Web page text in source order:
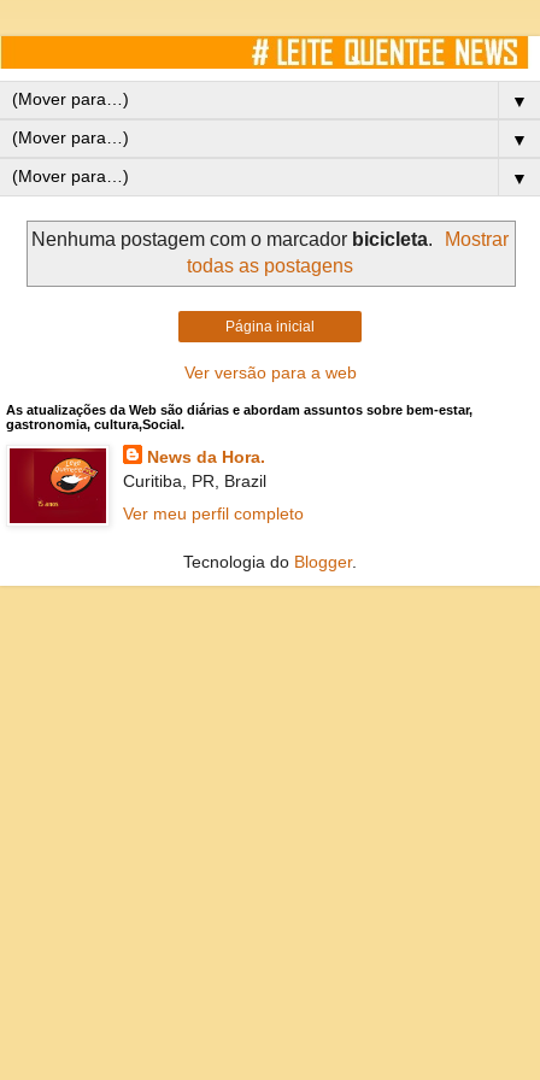
▼
▼
▼
Nenhuma postagem com o marcador bicicleta.
Mostrar
todas as postagens
Página inicial
Ver versão para a web
As atualizações da Web são diárias e abordam assuntos sobre bem-estar,
gastronomia, cultura,Social.
News da Hora.
Curitiba, PR, Brazil
Ver meu perfil completo
Tecnologia do Blogger.